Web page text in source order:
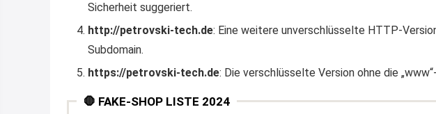
Sicherheit suggeriert.
http://petrovski-tech.de: Eine weitere unverschlüsselte HTTP-
Subdomain.
https://petrovski-tech.de: Die verschlüsselte Version ohne die
🛑 FAKE-SHOP LISTE 2024